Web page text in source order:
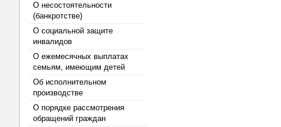
О несостоятельности
(банкротстве)
О социальной защите
инвалидов
О ежемесячных выплатах
семьям, имеющим детей
Об исполнительном
производстве
О порядке рассмотрения
обращений граждан